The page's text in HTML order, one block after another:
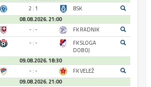
2 : 1
BSK
08.08.2026. 21:00
- : -
FK RADNIK
- : -
FK SLOGA
DOBOJ
09.08.2026. 18:30
- : -
FK VELEŽ
09.08.2026. 21:00